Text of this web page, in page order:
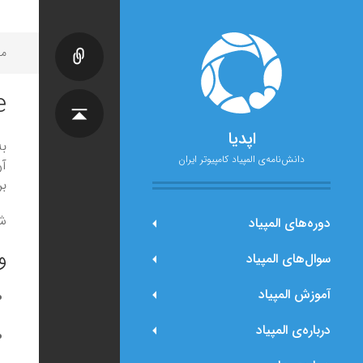
اپدیا
دانش‌نامه‌ی المپیاد کامپیوتر ایران
دوره‌های المپیاد
سوال‌های المپیاد
آموزش المپیاد
درباره‌ی المپیاد